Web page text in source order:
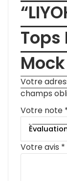
Tops
Votre
champs
Votre note
Votre avis *